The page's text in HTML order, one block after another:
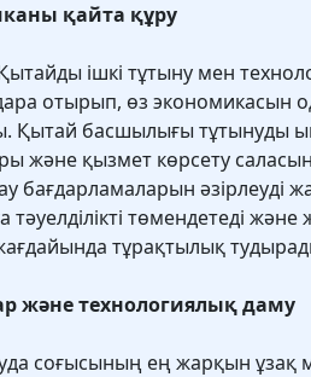
қайта құру
ішкі тұтыну мен
отырып, өз экономикасын
Қытай басшылығы тұтынуды
және қызмет көрсету
бағдарламаларын әзірлеуді
тәуелділікті төмендетеді
тұрақтылық
және технологиялық даму
соғысының ең жарқын ұзақ